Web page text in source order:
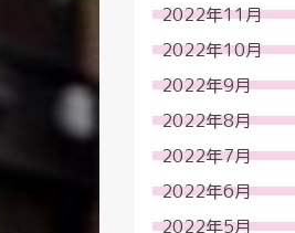
2022年11月
2022年10月
2022年9月
2022年8月
2022年7月
2022年6月
2022年5月